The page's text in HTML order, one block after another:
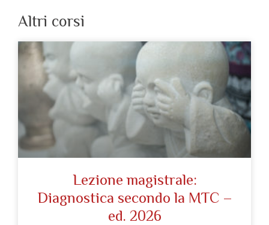
Altri corsi
Lezione magistrale:
Diagnostica secondo la MTC –
ed. 2026